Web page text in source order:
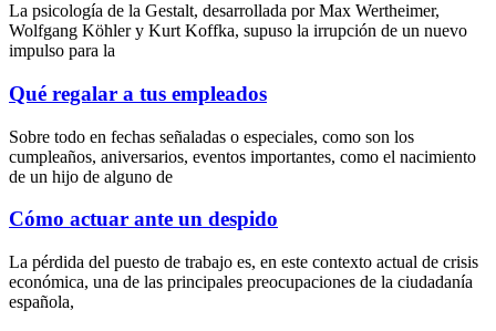
La psicología de la Gestalt, desarrollada por Max Wertheimer,
Wolfgang Köhler y Kurt Koffka, supuso la irrupción de un nuevo
impulso para la
Qué regalar a tus empleados
Sobre todo en fechas señaladas o especiales, como son los
cumpleaños, aniversarios, eventos importantes, como el nacimiento
de un hijo de alguno de
Cómo actuar ante un despido
La pérdida del puesto de trabajo es, en este contexto actual de crisis
económica, una de las principales preocupaciones de la ciudadanía
española,